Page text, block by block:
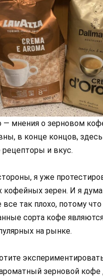
— мнения о зерновом
в конце концов,
и вкус.
я уже
кофейных зерен. И я
так плохо, потому
сорта кофе
на рынке.
зерновой кофе